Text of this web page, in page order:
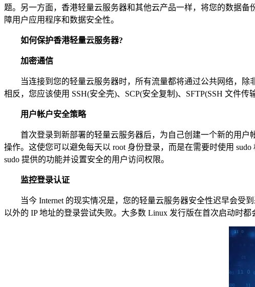
题。另一方面，香港轻量云服务器和其他云产品一样，将您的数据
障用户应用程序和数据安全性。
如何保护香港轻量云服务器?
加密通信
当连接到您的轻量云服务器时，所有流量都将通过公共网络，除
相反，您应该使用 SSH(安全壳)、SCP(安全复制)、SFTP(SSH 文件
用户帐户安全策略
首次登录到新部署的轻量云服务器后，为自己创建一个新的用户帐
操作。这使您可以避免每天以 root 身份登录，而是在需要时使用
sudo 提供的功能并设置安全的用户访问权限。
监控登录认证
当今 Internet 的现实情况是，您的轻量云服务器安全性迟早会受
以外的 IP 地址的登录尝试失败。大多数 Linux 发行版在首次启动时都